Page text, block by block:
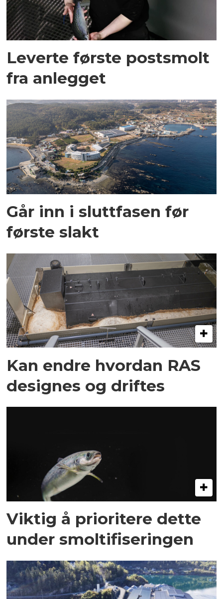
Leverte første postsmolt
fra anlegget
Går inn i sluttfasen før
første slakt
Kan endre hvordan RAS
designes og driftes
Viktig å prioritere dette
under smoltifiseringen